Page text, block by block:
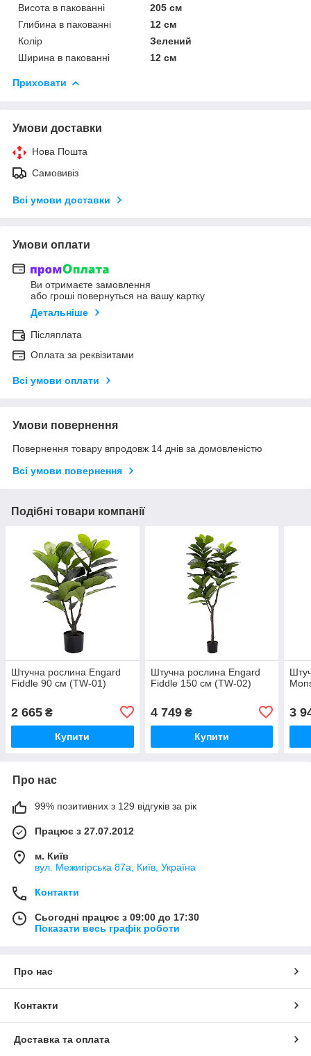
Висота в пакованні
205 см
Глибина в пакованні
12 см
Колір
Зелений
Ширина в пакованні
12 см
Приховати
Умови доставки
Нова Пошта
Самовивіз
Всі умови доставки
Умови оплати
Ви отримаєте замовлення
або гроші повернуться на вашу картку
Детальніше
Післяплата
Оплата за реквізитами
Всі умови оплати
Умови повернення
Повернення товару впродовж 14 днів за домовленістю
Всі умови повернення
Подібні товари компанії
Штучна рослина Engard
Fiddle 90 см (TW-01)
2 665 ₴
Купити
Штучна рослина Engard
Fiddle 150 см (TW-02)
4 749₴
Купити
3
Про нас
99% позитивних з 129 відгуків за рік
Працює з 27.07.2012
м. Київ
вул. Межигірська 87а, Київ, Україна
Контакти
Сьогодні працює з 09:00 до 17:30
Показати весь графік роботи
Про нас
Контакти
Доставка та оплата